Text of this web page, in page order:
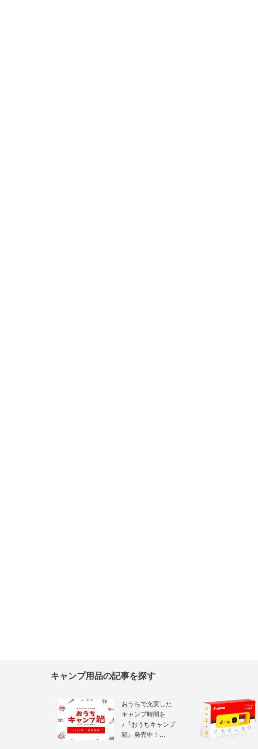
キャンプ用品の記事を探す
おうちで充実した
キャンプ時間を
♪『おうちキャンプ
箱』発売中！…